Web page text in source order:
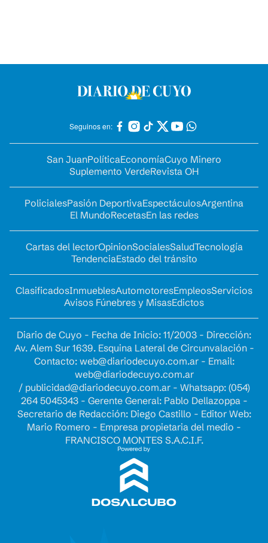
Seguinos en:
San JuanPolíticaEconomíaCuyo Minero
Suplemento VerdeRevista OH
PolicialesPasión DeportivaEspectáculosArgentina
El MundoRecetasEn las redes
Cartas del lectorOpinionSocialesSaludTecnología
TendenciaEstado del tránsito
ClasificadosInmueblesAutomotoresEmpleosServicios
Avisos Fúnebres y MisasEdictos
Diario de Cuyo - Fecha de Inicio: 11/2003 - Dirección:
Av. Alem Sur 1639. Esquina Lateral de Circunvalación -
Contacto: web@diariodecuyo.com.ar- Email:
web@diariodecuyo.com.ar
/ publicidad@diariodecuyo.com.ar- Whatsapp: (054)
264 5045343 - Gerente General: Pablo Dellazoppa -
Secretario de Redacción: Diego Castillo - Editor Web:
Mario Romero - Empresa propietaria del medio -
FRANCISCO MONTES S.A.C.I.F.